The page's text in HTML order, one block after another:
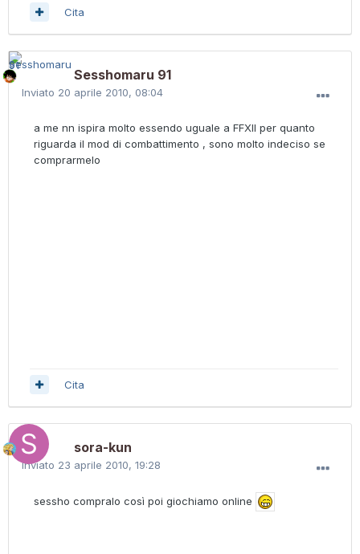
Cita
Sesshomaru 91
Inviato 20 aprile 2010, 08:04
a me nn ispira molto essendo uguale a FFXII per quanto
riguarda il mod di combattimento , sono molto indeciso se
comprarmelo
Cita
sora-kun
Inviato 23 aprile 2010, 19:28
sessho compralo così poi giochiamo online